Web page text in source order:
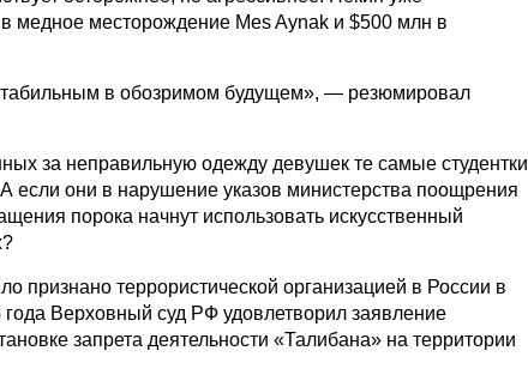
медное месторождение Mes Aynak и $500 млн в
в обозримом будущем», — резюмировал
за неправильную одежду девушек те самые студентки
если они в нарушение указов министерства поощрения
порока начнут использовать искусственный
признано террористической организацией в России в
года Верховный суд РФ удовлетворил заявление
запрета деятельности «Талибана» на территории